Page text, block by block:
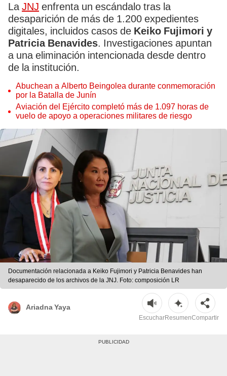
La JNJ enfrenta un escándalo tras la
desaparición de más de 1.200 expedientes
digitales, incluidos casos de Keiko Fujimori y
Patricia Benavides. Investigaciones apuntan
a una eliminación intencionada desde dentro
de la institución.
Abuchean a Alberto Beingolea durante conmemoración
por la Batalla de Junín
Aviación del Ejército completó más de 1.097 horas de
vuelo de apoyo a operaciones militares de riesgo
Documentación relacionada a Keiko Fujimori y Patricia Benavides han
desaparecido de los archivos de la JNJ. Foto: composición LR
Ariadna Yaya
EscucharResumenCompartir